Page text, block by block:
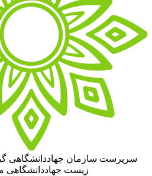
سرپرست سازمان جهاددانشگاهی
زیست جهاددانشگاهی